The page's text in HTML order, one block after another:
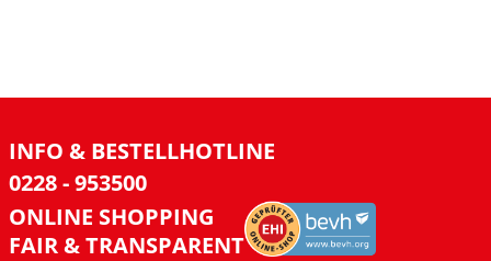
INFO & BESTELLHOTLINE
0228 - 953500
ONLINE SHOPPING
FAIR & TRANSPARENT